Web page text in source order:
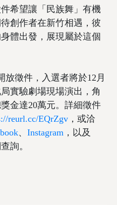
希望讓「民族舞」有機
創作者在新竹相遇，彼
體出發，展現屬於這個
放徵件，入選者將於12月
實驗劇場現場演出，角
金達20萬元。詳細徵件
reurl.cc/EQrZgv ，或洽
、 Instagram ，以及
詢。